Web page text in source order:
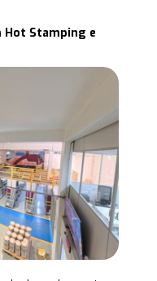
Hot Stamping e